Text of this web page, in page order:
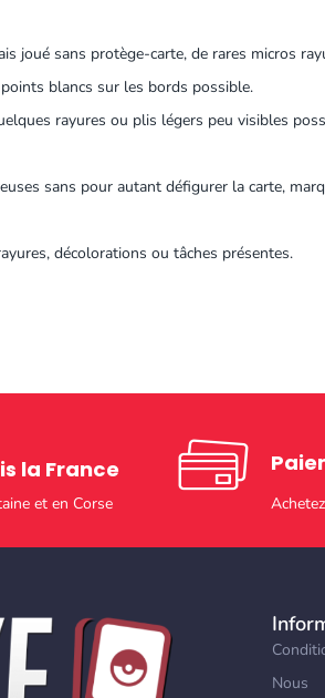
joué sans protège-carte, de rares micros
blancs sur les bords possible.
rayures ou plis légers peu visibles
sans pour autant défigurer la carte,
décolorations ou tâches présentes.
la France
et en Corse
Nous